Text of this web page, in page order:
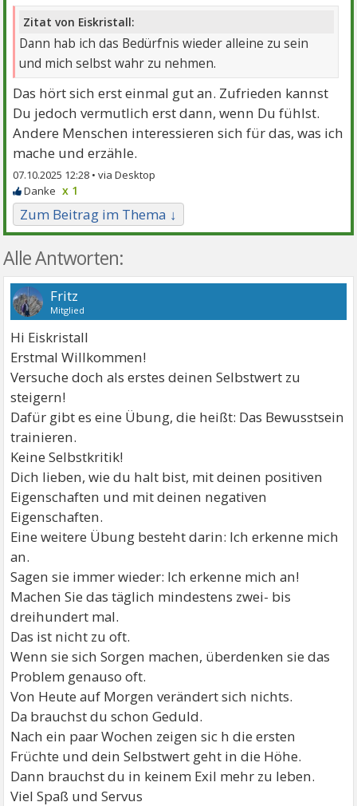
Zitat von Eiskristall:
Dann hab ich das Bedürfnis wieder alleine zu sein
und mich selbst wahr zu nehmen.
Das hört sich erst einmal gut an. Zufrieden kannst
Du jedoch vermutlich erst dann, wenn Du fühlst.
Andere Menschen interessieren sich für das, was ich
mache und erzähle.
07.10.2025 12:28 •
x 1
Zum Beitrag im Thema ↓
Alle Antworten:
Fritz
Mitglied
Hi Eiskristall
Erstmal Willkommen!
Versuche doch als erstes deinen Selbstwert zu
steigern!
Dafür gibt es eine Übung, die heißt: Das Bewusstsein
trainieren.
Keine Selbstkritik!
Dich lieben, wie du halt bist, mit deinen positiven
Eigenschaften und mit deinen negativen
Eigenschaften.
Eine weitere Übung besteht darin: Ich erkenne mich
an.
Sagen sie immer wieder: Ich erkenne mich an!
Machen Sie das täglich mindestens zwei- bis
dreihundert mal.
Das ist nicht zu oft.
Wenn sie sich Sorgen machen, überdenken sie das
Problem genauso oft.
Von Heute auf Morgen verändert sich nichts.
Da brauchst du schon Geduld.
Nach ein paar Wochen zeigen sic h die ersten
Früchte und dein Selbstwert geht in die Höhe.
Dann brauchst du in keinem Exil mehr zu leben.
Viel Spaß und Servus